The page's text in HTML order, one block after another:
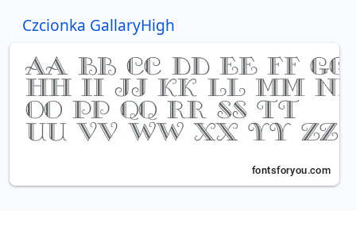
Czcionka GallaryHigh